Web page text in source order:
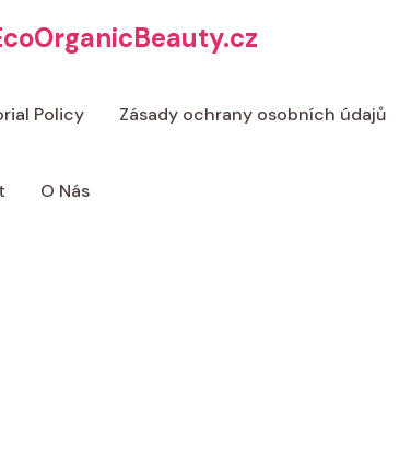
Policy Zásady ochrany osobních údajů
O Nás